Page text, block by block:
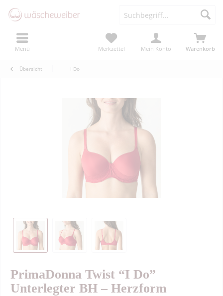
Menü Warenkorb
Merkzettel Mein Konto
Übersicht I Do
PrimaDonna Twist “I Do”
Unterlegter BH – Herzform